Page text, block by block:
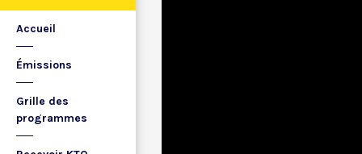
Accueil
Émissions
Grille des
programmes